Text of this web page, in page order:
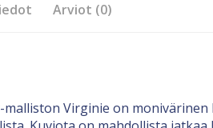
Arviot (0)
Virginie on